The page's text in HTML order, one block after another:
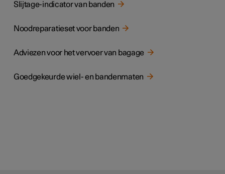
Slijtage-indicator van banden
Noodreparatieset voor banden
Adviezen voor het vervoer van bagage
Goedgekeurde wiel- en bandenmaten